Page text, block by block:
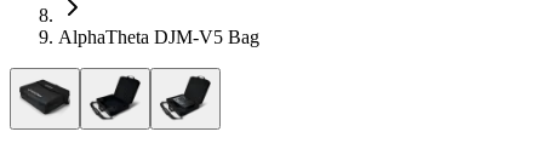
AlphaTheta DJM-V5 Bag